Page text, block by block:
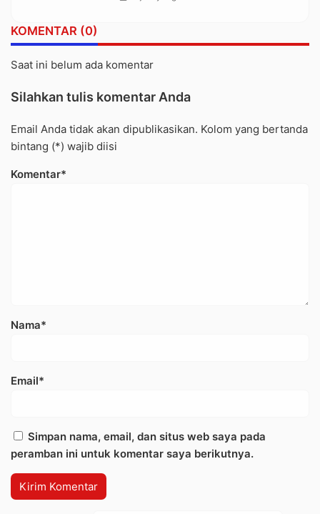
KOMENTAR (0)
Saat ini belum ada komentar
Silahkan tulis komentar Anda
Email Anda tidak akan dipublikasikan. Kolom yang bertanda
bintang (*) wajib diisi
Komentar*
Nama*
Email*
Simpan nama, email, dan situs web saya pada
peramban ini untuk komentar saya berikutnya.